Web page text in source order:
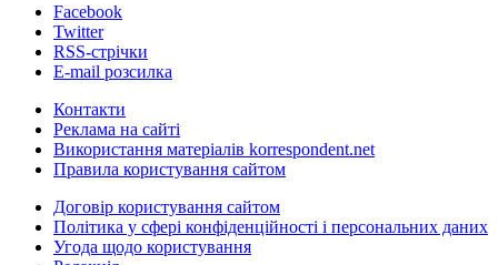
Facebook
Twitter
RSS-стрічки
E-mail розсилка
Контакти
Реклама на сайті
Використання матеріалів korrespondent.net
Правила користування сайтом
Договір користування сайтом
Політика у сфері конфіденційності і персональних даних
Угода щодо користування